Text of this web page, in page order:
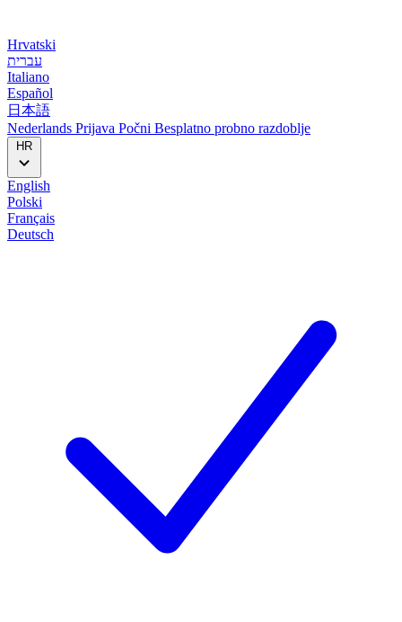
Hrvatski
עברית
Italiano
Español
日本語
Nederlands Prijava Počni Besplatno probno razdoblje
HR
English
Polski
Français
Deutsch